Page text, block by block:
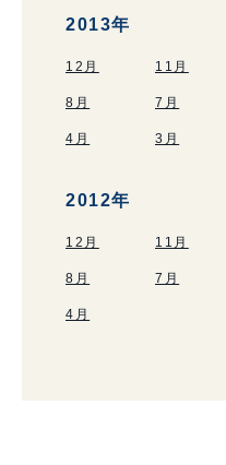
2013年
12月 11月
8月 7月
4月 3月
2012年
12月 11月
8月 7月
4月